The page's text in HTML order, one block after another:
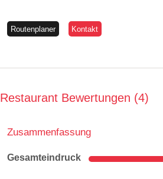
Routenplaner Kontakt
Restaurant Bewertungen 4
Zusammenfassung
Gesamteindruck